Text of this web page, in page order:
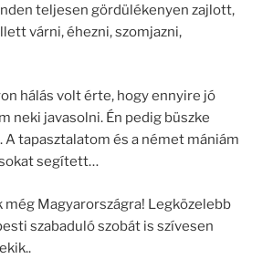
teljesen gördülékenyen zajlott,
várni, éhezni, szomjazni,
hálás volt érte, hogy ennyire jó
neki javasolni. Én pedig büszke
A tapasztalatom és a német mániám
segített…
még Magyarországra! Legközelebb
szabaduló szobát is szívesen